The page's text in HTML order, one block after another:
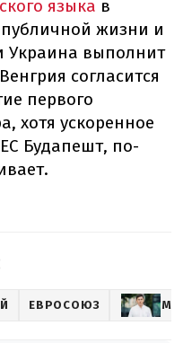
языка в
жизни и
Украина выполнит
согласится
первого
хотя ускоренное
Будапешт, по-
ЕВРОСОЮЗ